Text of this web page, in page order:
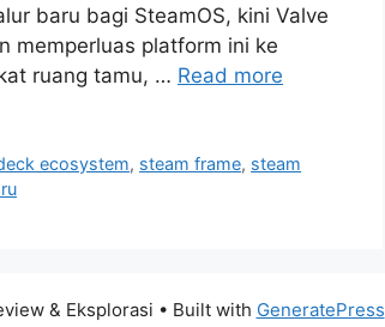
baru bagi SteamOS, kini Valve
memperluas platform ini ke
ruang tamu, … Read more
ecosystem, steam frame, steam
& Eksplorasi • Built with GeneratePress